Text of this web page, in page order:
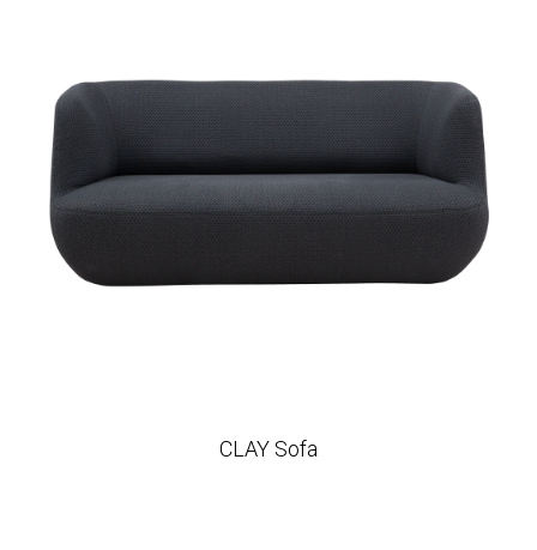
CLAY Sofa